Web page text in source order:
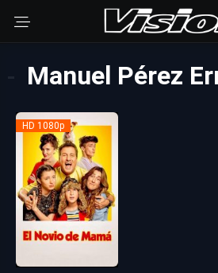
Manuel Pérez
HD 1080p